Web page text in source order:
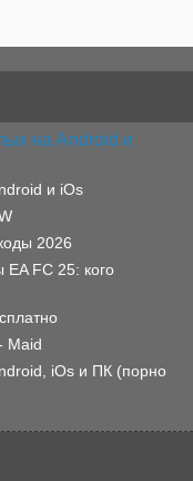
и iOs
2026
FC 25: кого
Maid
iOs и ПК (порно